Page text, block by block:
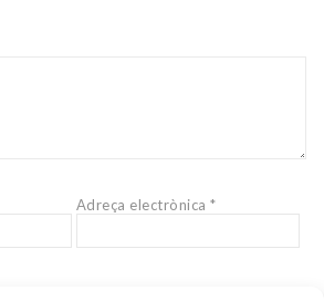
Adreça electrònica*